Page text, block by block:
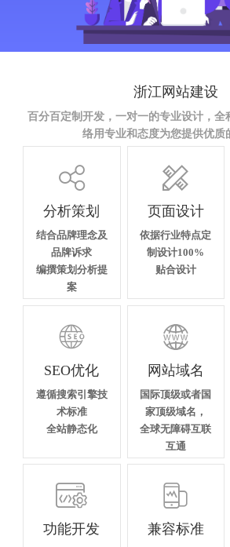
浙江网站建设
百分百定制开发，一对一的专业设计，全
络用专业和态度为您提供优质

分析策划
结合品牌理念及
品牌诉求
编撰策划分析提
案

页面设计
依据行业特点定
制设计100%
贴合设计

SEO优化
遵循搜索引擎技
术标准
全站静态化

网站域名
国际顶级或者国
家顶级域名，
全球无障碍互联
互通

功能开发

兼容标准